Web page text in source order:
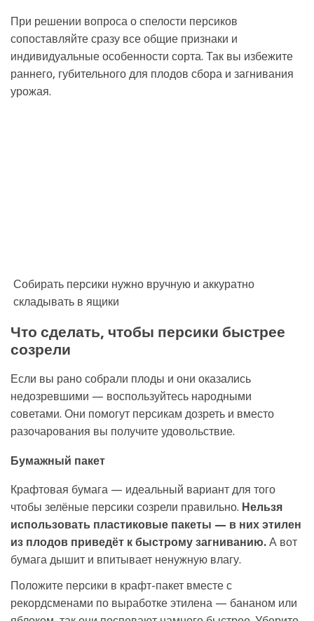
При решении вопроса о спелости персиков
сопоставляйте сразу все общие признаки и
индивидуальные особенности сорта. Так вы избежите
раннего, губительного для плодов сбора и загнивания
урожая.
Собирать персики нужно вручную и аккуратно
складывать в ящики
Что сделать, чтобы персики быстрее
созрели
Если вы рано собрали плоды и они оказались
недозревшими — воспользуйтесь народными
советами. Они помогут персикам дозреть и вместо
разочарования вы получите удовольствие.
Бумажный пакет
Крафтовая бумага — идеальный вариант для того
чтобы зелёные персики созрели правильно. Нельзя
использовать пластиковые пакеты — в них этилен
из плодов приведёт к быстрому загниванию. А вот
бумага дышит и впитывает ненужную влагу.
Положите персики в крафт-пакет вместе с
рекордсменами по выработке этилена — бананом или